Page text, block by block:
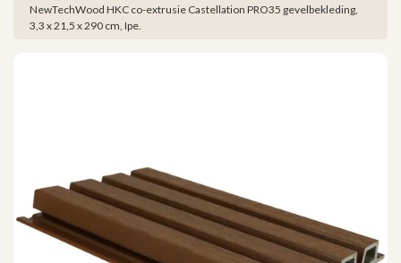
NewTechWood HKC co-extrusie Castellation PRO35 gevelbekleding,
3,3 x 21,5 x 290 cm, Ipe.